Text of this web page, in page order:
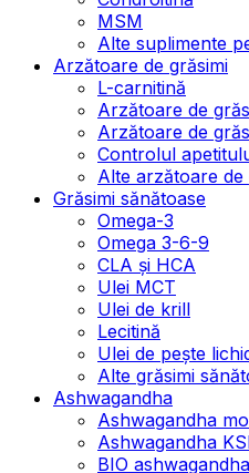
MSM
Alte suplimente
Arzătoare de grăsimi
L-carnitină
Arzătoare de
Arzătoare de
Controlul
Alte arzătoare de
Grăsimi sănătoase
Omega-3
Omega 3-6-9
CLA şi HCA
Ulei MCT
Ulei de krill
Lecitină
Ulei de pește
Alte grăsimi
Ashwagandha
Ashwagandha
Ashwagandha
BIO ashwagandha